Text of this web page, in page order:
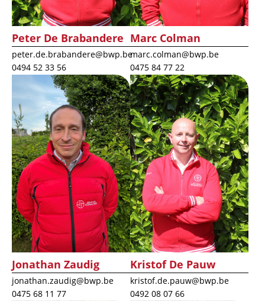
Peter De Brabandere
peter.de.brabandere@bwp.be
0494 52 33 56
Marc Colman
marc.colman@bwp.be
0475 84 77 22
Afbeelding
Jonathan Zaudig
jonathan.zaudig@bwp.be
0475 68 11 77
Afbeelding
Kristof De Pauw
kristof.de.pauw@bwp.be
0492 08 07 66